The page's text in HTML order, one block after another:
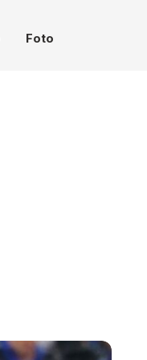
Foto